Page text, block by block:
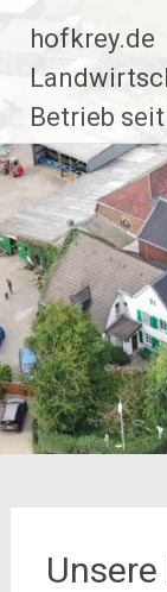
Zum
Inhalt
springen
hofkrey.de
Betrieb